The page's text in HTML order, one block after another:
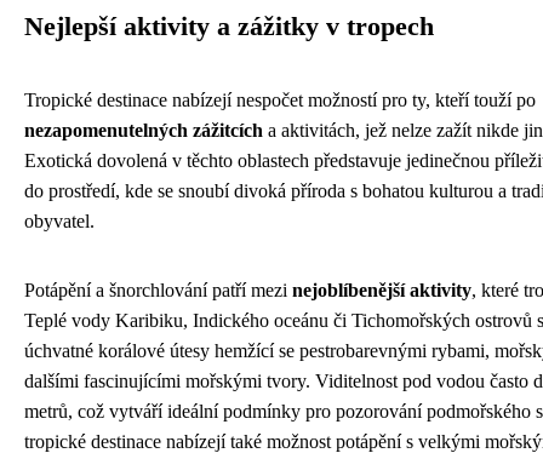
Nejlepší aktivity a zážitky v tropech
Tropické destinace nabízejí nespočet možností pro ty, kteří touží po
nezapomenutelných zážitcích a aktivitách, jež nelze zažít nikde
Exotická dovolená v těchto oblastech představuje jedinečnou
do prostředí, kde se snoubí divoká příroda s bohatou kulturou a
obyvatel.
Potápění a šnorchlování patří mezi nejoblíbenější aktivity, které
Teplé vody Karibiku, Indického oceánu či Tichomořských ostrovů
úchvatné korálové útesy hemžící se pestrobarevnými rybami,
dalšími fascinujícími mořskými tvory. Viditelnost pod vodou často
metrů, což vytváří ideální podmínky pro pozorování podmořského
tropické destinace nabízejí také možnost potápění s velkými